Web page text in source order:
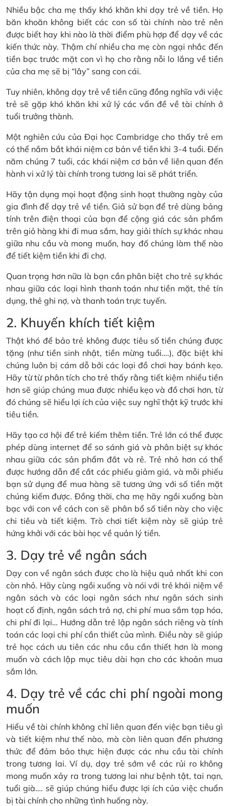
Nhiều bậc cha mẹ thấy khó khăn khi dạy trẻ về tiền. Họ
băn khoăn không biết các con số tài chính nào trẻ nên
được biết hay khi nào là thời điểm phù hợp để dạy về các
kiến thức này. Thậm chí nhiều cha mẹ còn ngại nhắc đến
tiền bạc trước mặt con vì họ cho rằng nỗi lo lắng về tiền
của cha mẹ sẽ bị “lây” sang con cái.
Tuy nhiên, không dạy trẻ về tiền cũng đồng nghĩa với việc
trẻ sẽ gặp khó khăn khi xử lý các vấn đề về tài chính ở
tuổi trưởng thành.
Một nghiên cứu của Đại học Cambridge cho thấy trẻ em
có thể nắm bắt khái niệm cơ bản về tiền khi 3-4 tuổi. Đến
năm chúng 7 tuổi, các khái niệm cơ bản về liên quan đến
hành vi xử lý tài chính trong tương lai sẽ phát triển.
Hãy tận dụng mọi hoạt động sinh hoạt thường ngày của
gia đình để dạy trẻ về tiền. Giả sử bạn để trẻ dùng bảng
tính trên điện thoại của bạn để cộng giá các sản phẩm
trên giỏ hàng khi đi mua sắm, hay giải thích sự khác nhau
giữa nhu cầu và mong muốn, hay đố chúng làm thế nào
để tiết kiệm tiền khi đi chợ.
Quan trọng hơn nữa là bạn cần phân biệt cho trẻ sự khác
nhau giữa các loại hình thanh toán như tiền mặt, thẻ tín
dụng, thẻ ghi nợ, và thanh toán trực tuyến.
2. Khuyến khích tiết kiệm
Thật khó để bảo trẻ không được tiêu số tiền chúng được
tặng (như tiền sinh nhật, tiền mừng tuổi….), đặc biệt khi
chúng luôn bị cám dỗ bởi các loại đồ chơi hay bánh kẹo.
Hãy từ từ phân tích cho trẻ thấy rằng tiết kiệm nhiều tiền
hơn sẽ giúp chúng mua được nhiều kẹo và đồ chơi hơn, từ
đó chúng sẽ hiểu lợi ích của việc suy nghĩ thật kỹ trước khi
tiêu tiền.
Hãy tạo cơ hội để trẻ kiếm thêm tiền. Trẻ lớn có thể được
phép dùng internet để so sánh giá và phân biệt sự khác
nhau giữa các sản phẩm đắt và rẻ. Trẻ nhỏ hơn có thể
được hướng dẫn để cắt các phiếu giảm giá, và mỗi phiếu
bạn sử dụng để mua hàng sẽ tương ứng với số tiền mặt
chúng kiếm được. Đồng thời, cha mẹ hãy ngồi xuống bàn
bạc với con về cách con sẽ phân bổ số tiền này cho việc
chi tiêu và tiết kiệm. Trò chơi tiết kiệm này sẽ giúp trẻ
hứng khởi với các bài học về quản lý tiền.
3. Dạy trẻ về ngân sách
Dạy con về ngân sách được cho là hiệu quả nhất khi con
còn nhỏ. Hãy cùng ngồi xuống và nói với trẻ khái niệm về
ngân sách và các loại ngân sách như ngân sách sinh
hoạt cố định, ngân sách trả nợ, chi phí mua sắm tạp hóa,
chi phí đi lại… Hướng dẫn trẻ lập ngân sách riêng và tính
toán các loại chi phí cần thiết của mình. Điều này sẽ giúp
trẻ học cách ưu tiên các nhu cầu cần thiết hơn là mong
muốn và cách lập mục tiêu dài hạn cho các khoản mua
sắm lớn.
4. Dạy trẻ về các chi phí ngoài mong
muốn
Hiểu về tài chính không chỉ liên quan đến việc bạn tiêu gì
và tiết kiệm như thế nào, mà còn liên quan đến phương
thức để đảm bảo thực hiện được các nhu cầu tài chính
trong tương lai. Ví dụ, dạy trẻ sớm về các rủi ro không
mong muốn xảy ra trong tương lai như bệnh tật, tai nạn,
tuổi già…. sẽ giúp chúng hiểu được lợi ích của việc chuẩn
bị tài chính cho những tình huống này.